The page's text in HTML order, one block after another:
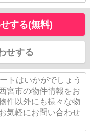
する(無料)
せする
トはいかがでしょう
宮市の物件情報をお
件以外にも様々な物
気軽にお問い合わせ